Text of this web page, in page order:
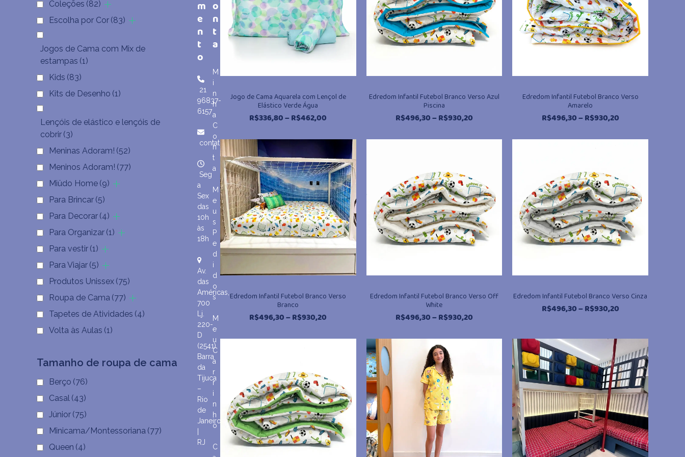
Jogo de Cama Aquarela com Lençol de
Elástico Verde Água
R$336,80–R$462,00
preço:
R$336,80
através
R$462,00
Edredom Infantil Futebol Branco Verso Azul
Piscina
R$496,30–R$930,20Faixa
preço:
Edredom Infantil Futebol Branco Verso
Amarelo
R$496,30–R$930,20Faixa
preço:
Edredom Infantil Futebol Branco Verso
Branco
R$496,30–R$930,20
preço:
Edredom Infantil Futebol Branco Verso Off
White
R$496,30–R$930,20Faixa
preço:
Edredom Infantil Futebol Branco Verso Cinza
R$496,30–R$930,20Faixa
R$496,30
através
R$930,20
Coleções (82)
Escolha por Cor (83)
Jogos de Cama com Mix de
estampas (1)
Kids (83)
Kits de Desenho (1)
Lençóis de elástico e lençóis de
cobrir (3)
Meninas Adoram! (52)
Meninos Adoram! (77)
Miüdo Home (9)
Para Brincar (5)
Para Decorar (4)
Para Organizar (1)
Para vestir (1)
Para Viajar (5)
Produtos Unissex (75)
Roupa de Cama (77)
Tapetes de Atividades (4)
Volta às Aulas (1)
Tamanho de roupa de cama
Berço (76)
Casal (43)
Júnior (75)
Minicama/Montessoriana (77)
Queen (4)
m
e
n
t
o
21
96837-
6157
contato@miudo.com.br
Seg
a
Sex
das
10h
às
18h
Av.
das
Américas,
700
Lj.
220-
D
(2541)
Barra
da
Tijuca
–
Rio
de
Janeiro
RJ
o
n
t
a
M
i
n
h
a
C
o
n
t
a
M
e
u
s
P
e
d
i
d
o
s
M
e
u
C
a
r
r
i
n
h
o
C